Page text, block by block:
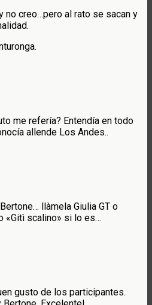
no creo…pero al rato se sacan y
me refería? Entendía en todo
allende Los Andes..
llàmela Giulia GT o
«Gitì scalino» si lo es…
gusto de los participantes.